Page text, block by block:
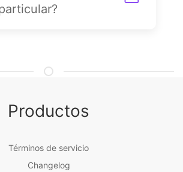
Productos
Términos de servicio
Changelog